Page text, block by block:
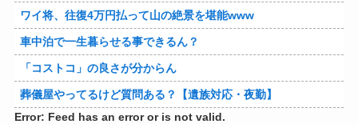
ワイ将、往復4万円払って山の絶景を堪能www
車中泊で一生暮らせる事できるん？
「コストコ」の良さが分からん
葬儀屋やってるけど質問ある？【遺族対応・夜勤】
Error: Feed has an error or is not valid.